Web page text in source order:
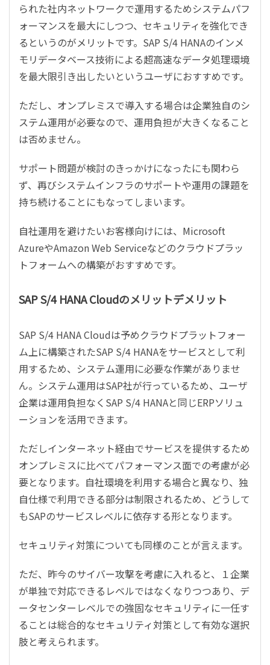
られた社内ネットワークで運用するためシステムパフ
ォーマンスを最大にしつつ、セキュリティを強化でき
るというのがメリットです。 SAP S/4 HANAのインメ
モリデータベース技術による超高速なデータ処理環境
を最大限引き出したいというユーザにおすすめです。
ただし、オンプレミスで導入する場合は企業独自のシ
ステム運用が必要なので、運用負担が大きくなること
は否めません。
サポート問題が検討のきっかけになったにも関わら
ず、再びシステムインフラのサポートや運用の課題を
持ち続けることにもなってしまいます。
自社運用を避けたいお客様向けには、 Microsoft
AzureやAmazon Web Serviceなどのクラウドプラッ
トフォームへの構築がおすすめです。
SAP S/4 HANA Cloudのメリットデメリット
SAP S/4 HANA Cloudは予めクラウドプラットフォー
ム上に構築されたSAP S/4 HANAをサービスとして利
用するため、システム運用に必要な作業がありませ
ん。システム運用はSAP社が行っているため、ユーザ
企業は運用負担なく SAP S/4 HANAと同じERPソリュ
ーションを活用できます。
ただしインターネット経由でサービスを提供するため
オンプレミスに比べてパフォーマンス面での考慮が必
要となります。自社環境を利用する場合と異なり、独
自仕様で利用できる部分は制限されるため、どうして
もSAPのサービスレベルに依存する形となります。
セキュリティ対策についても同様のことが言えます。
ただ、昨今のサイバー攻撃を考慮に入れると、１企業
が単独で対応できるレベルではなくなりつつあり、デ
ータセンターレベルでの強固なセキュリティに一任す
ることは総合的なセキュリティ対策として有効な選択
肢と考えられます。